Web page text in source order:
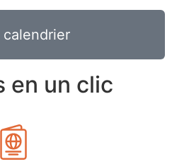
en un clic